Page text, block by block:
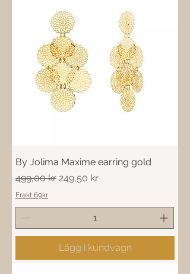
By Jolima Maxime earring gold
Ordinarie pris
499,00 kr Reapris
249,50 kr
Frakt 69kr
Lägg i kundvagn